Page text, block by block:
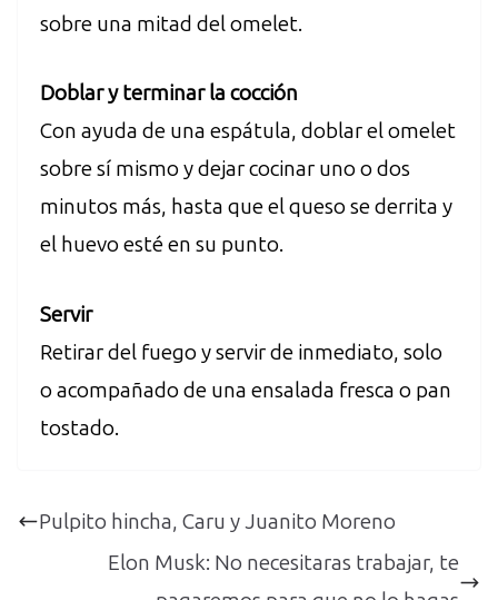
sobre una mitad del omelet.
Doblar y terminar la cocción
Con ayuda de una espátula, doblar el omelet
sobre sí mismo y dejar cocinar uno o dos
minutos más, hasta que el queso se derrita y
el huevo esté en su punto.
Servir
Retirar del fuego y servir de inmediato, solo
o acompañado de una ensalada fresca o pan
tostado.
Pulpito hincha, Caru y Juanito Moreno
Elon Musk: No necesitaras trabajar, te